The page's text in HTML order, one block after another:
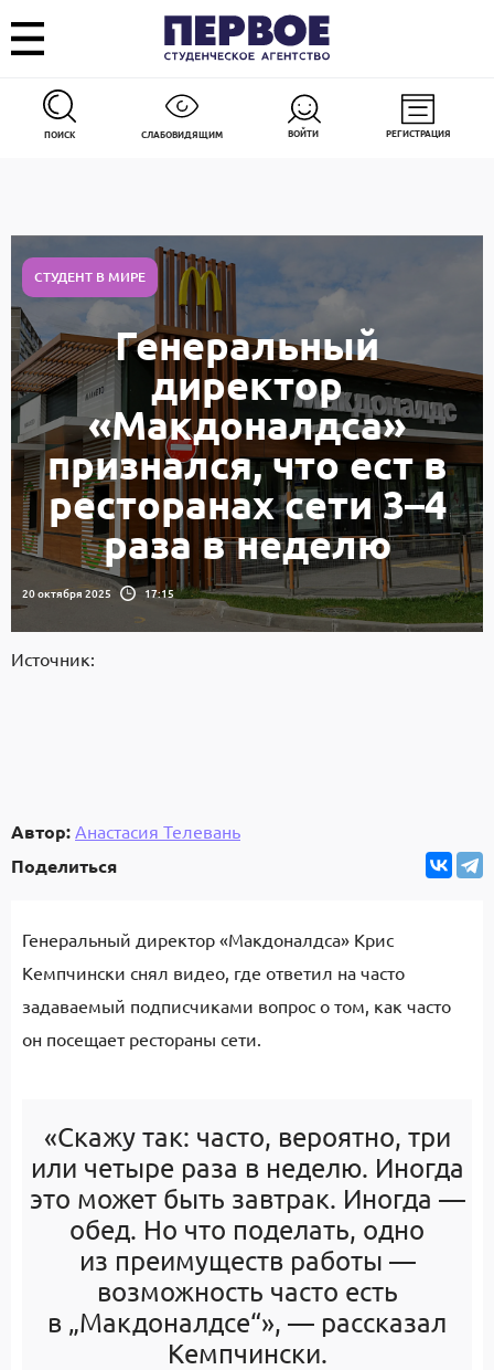
ПОИСК СЛАБОВИДЯЩИМ ВОЙТИ РЕГИСТРАЦИЯ
СТУДЕНТ В МИРЕ
Генеральный
директор
«Макдоналдса»
признался, что ест в
ресторанах сети 3–4
раза в неделю
20 октября 2025 17:15
Источник:
Автор: Анастасия Телевань
Поделиться
Генеральный директор «Макдоналдса» Крис
Кемпчински снял видео, где ответил на часто
задаваемый подписчиками вопрос о том, как часто
он посещает рестораны сети.
«Скажу так: часто, вероятно, три
или четыре раза в неделю. Иногда
это может быть завтрак. Иногда —
обед. Но что поделать, одно
из преимуществ работы —
возможность часто есть
в „Макдоналдсе“», — рассказал
Кемпчински.